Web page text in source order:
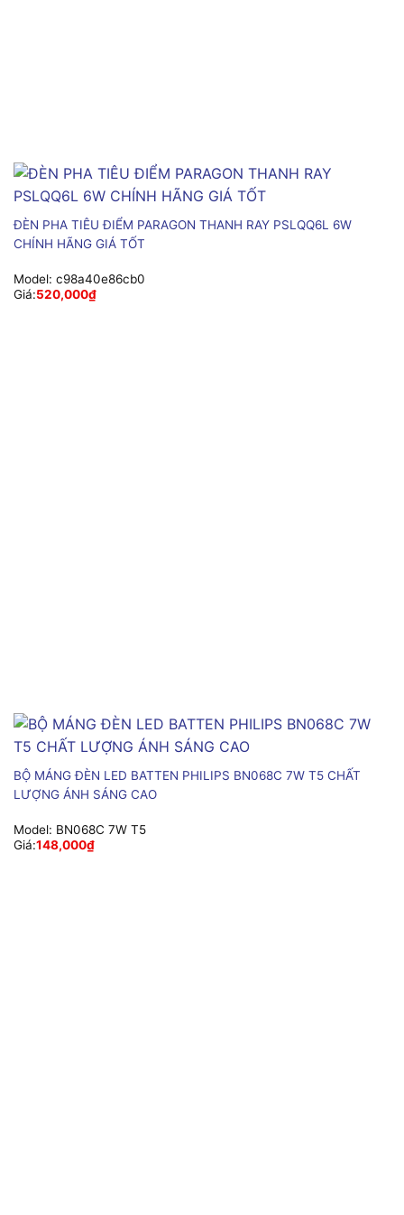
ĐÈN PHA TIÊU ĐIỂM PARAGON THANH RAY PSLQQ6L 6W
CHÍNH HÃNG GIÁ TỐT
Model: c98a40e86cb0
Giá:520,000₫
BỘ MÁNG ĐÈN LED BATTEN PHILIPS BN068C 7W T5 CHẤT
LƯỢNG ÁNH SÁNG CAO
Model: BN068C 7W T5
Giá:148,000₫